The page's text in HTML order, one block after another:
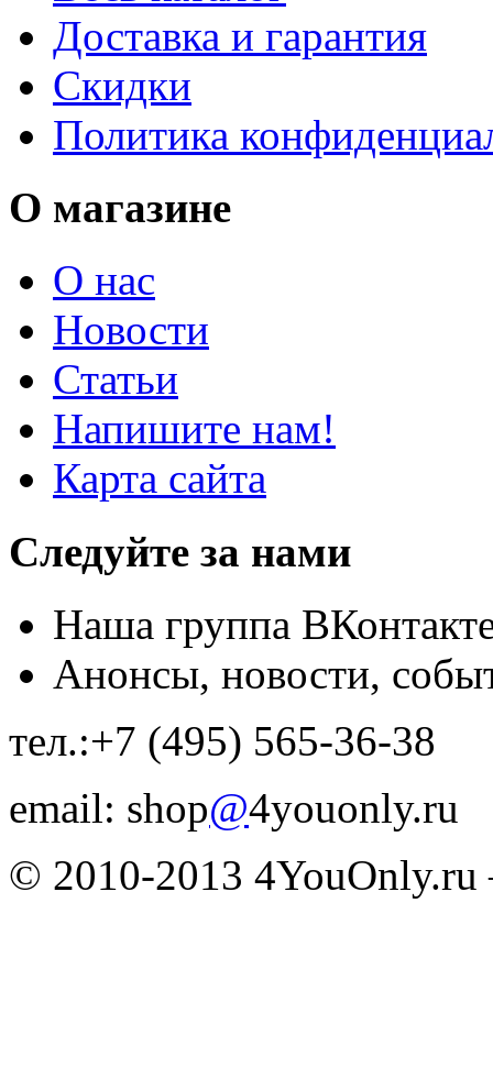
Доставка и гарантия
Скидки
Политика
О магазине
О нас
Новости
Статьи
Напишите нам!
Карта сайта
Следуйте за нами
Наша группа
Анонсы, новости,
тел.:+7 (495) 565-36-38
email: shop@4youonly.ru
© 2010-2013